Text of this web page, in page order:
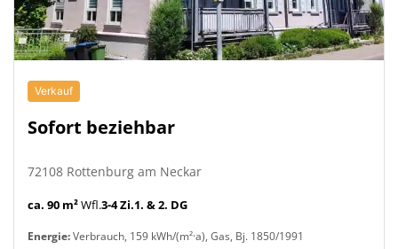
Verkauf
Sofort beziehbar
72108 Rottenburg am Neckar
ca. 90 m²Wfl.3-4 Zi.1. & 2. DG
Energie:Verbrauch, 159 kWh/(m²·a), Gas, Bj. 1850/1991